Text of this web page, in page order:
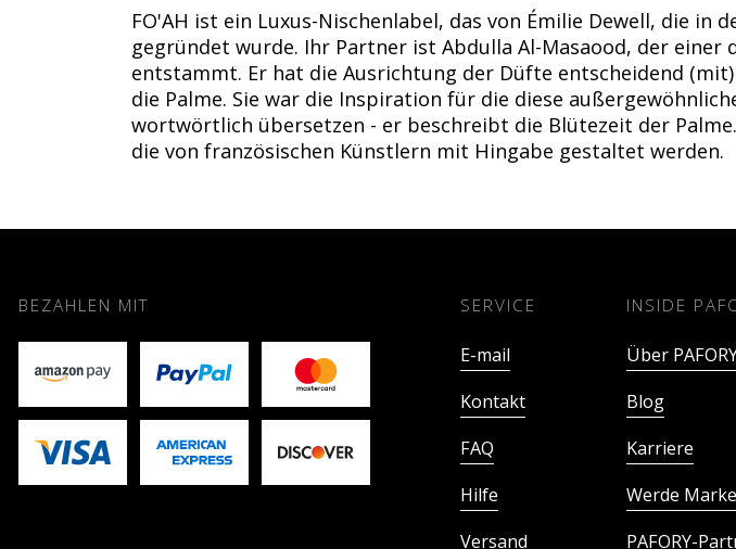
FO'AH ist ein Luxus-Nischenlabel, das von Émilie Dewell, die in
gegründet wurde. Ihr Partner ist Abdulla Al-Masaood, der
entstammt. Er hat die Ausrichtung der Düfte entscheidend
die Palme. Sie war die Inspiration für die diese
wortwörtlich übersetzen - er beschreibt die Blütezeit der
die von französischen Künstlern mit Hingabe gestaltet werden.
BEZAHLEN MIT SERVICE
E-mail
Kontakt
FAQ
Hilfe
Versand
INSIDE
Über
Blog
Karriere
Werde
PAFORY-